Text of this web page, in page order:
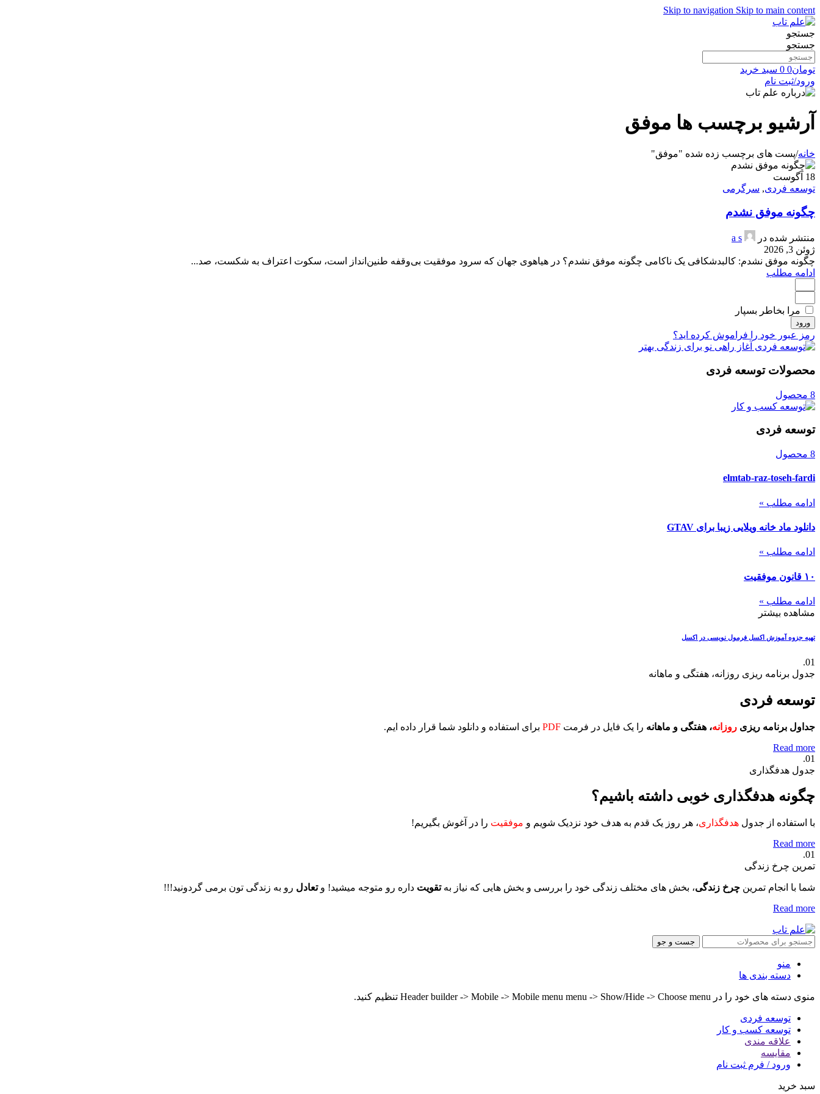
Skip to navigation Skip to main content
جستجو
جستجو
تومان0
0 سبد خرید
ورود/ثبت نام
آرشیو برچسب ها موفق
خانه/پست های برچسب زده شده "موفق"
18 آگوست
توسعه فردی, سرگرمی
چگونه موفق نشدم
منتشر شده در
a s
ژوئن 3, 2026
چگونه موفق نشدم: کالبدشکافی یک ناکامی چگونه موفق نشدم؟ در هیاهوی جهان که سرود موفقیت بی‌وقفه طنین‌انداز است، سکوت اعتراف به شکست، صد...
ادامه مطلب
مرا بخاطر بسپار
ورود
رمز عبور خود را فراموش کرده اید؟
محصولات توسعه فردی
8 محصول
توسعه فردی
8 محصول
elmtab-raz-toseh-fardi
ادامه مطلب »
دانلود ماد خانه ویلایی زیبا برای GTAV
ادامه مطلب »
۱۰ قانون موفقیت
ادامه مطلب »
مشاهده بیشتر
تهیه جزوه آموزش اکسل فرمول نویسی در اکسل
01.
جدول برنامه ریزی روزانه، هفتگی و ماهانه
توسعه فردی
جداول برنامه ریزی روزانه، هفتگی و ماهانه را یک فایل در فرمت PDF برای استفاده و دانلود شما قرار داده ایم.
Read more
01.
جدول هدفگذاری
چگونه هدفگذاری خوبی داشته باشیم؟
با استفاده از جدول هدفگذاری، هر روز یک قدم به هدف خود نزدیک شویم و موفقیت را در آغوش بگیریم!
Read more
01.
تمرین چرخ زندگی
شما با انجام تمرین چرخ زندگی، بخش های مختلف زندگی خود را بررسی و بخش هایی که نیاز بهتقویت داره رو متوجه میشید! وتعادل رو به زندگی تون برمی گردونید!!!
Read more
جست و جو
منو
دسته بندی ها
منوی دسته های خود را در Header builder -> Mobile -> Mobile menu menu -> Show/Hide -> Choose menu تنظیم کنید.
توسعه فردی
توسعه کسب و کار
علاقه مندی
مقایسه
ورود / فرم ثبت نام
سبد خرید